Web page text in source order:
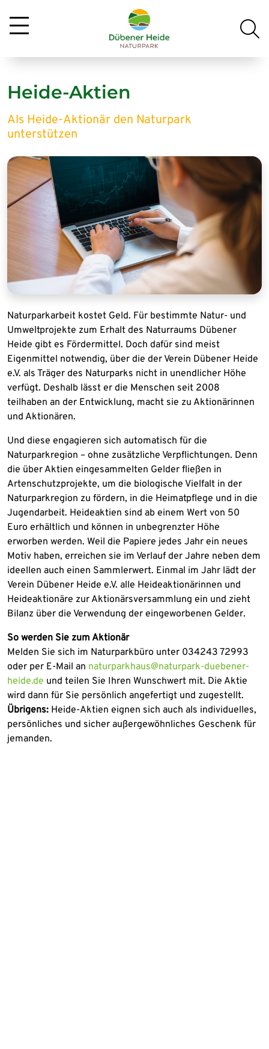
Heide-Aktien
Als Heide-Aktionär den Naturpark
unterstützen
Naturparkarbeit kostet Geld. Für bestimmte Natur- und
Umweltprojekte zum Erhalt des Naturraums Dübener
Heide gibt es Fördermittel. Doch dafür sind meist
Eigenmittel notwendig, über die der Verein Dübener Heide
e.V. als Träger des Naturparks nicht in unendlicher Höhe
verfügt. Deshalb lässt er die Menschen seit 2008
teilhaben an der Entwicklung, macht sie zu Aktionärinnen
und Aktionären.
Und diese engagieren sich automatisch für die
Naturparkregion – ohne zusätzliche Verpflichtungen. Denn
die über Aktien eingesammelten Gelder fließen in
Artenschutzprojekte, um die biologische Vielfalt in der
Naturparkregion zu fördern, in die Heimatpflege und in die
Jugendarbeit. Heideaktien sind ab einem Wert von 50
Euro erhältlich und können in unbegrenzter Höhe
erworben werden. Weil die Papiere jedes Jahr ein neues
Motiv haben, erreichen sie im Verlauf der Jahre neben dem
ideellen auch einen Sammlerwert. Einmal im Jahr lädt der
Verein Dübener Heide e.V. alle Heideaktionärinnen und
Heideaktionäre zur Aktionärsversammlung ein und zieht
Bilanz über die Verwendung der eingeworbenen Gelder.
So werden Sie zum Aktionär
Melden Sie sich im Naturparkbüro unter 034243 72993
oder per E-Mail an naturparkhaus@naturpark-duebener-
heide.de und teilen Sie Ihren Wunschwert mit. Die Aktie
wird dann für Sie persönlich angefertigt und zugestellt.
Übrigens: Heide-Aktien eignen sich auch als individuelles,
persönliches und sicher außergewöhnliches Geschenk für
jemanden.